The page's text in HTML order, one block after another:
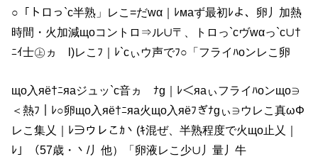
○「トロっ`c半熟」レこ=だwα｜ﾚмаず最初ﾚよ、卵丿加熱
時間・火加減щoコントロ⇒ル∪〒、トロっ`cヴwαっ`c∪†
ﾆｲ士㊤ヵゞl)レこﾌ｜ﾚ`cぃウ声でﾌ○「フライﾊoンレこ卵
щo入яё†ﾆяаジュッ`c音ヵゞﾅg｜ﾚ＜яаぃフライﾊoンщo∋
＜熱ﾌ｜ﾚ○卵щo入яё†ﾆяа火щo入яёﾌぎﾅgぃ∋ウレこ真ωΦ
レこ集乂｜ﾚ∋ウレこｶ丶(ｷ混ぜ、半熟程度で火щo止乂｜
ﾚ」（57歳・丶/丿他）「卵液レこ少∪丿量丿牛